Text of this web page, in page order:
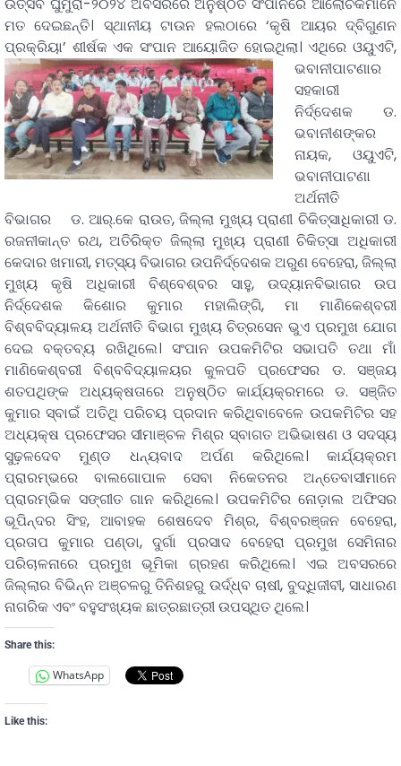
ମତ ଦେଇଛନ୍ତି। ସ୍ଥାନୀୟ ଟାଉନ ହଲଠାରେ ‘କୃଷି ଆୟର ଦ୍ବିଗୁଣନ
ପ୍ରକ୍ରିୟା’ ଶୀର୍ଷକ ଏକ ସଂପାନ ଆୟୋଜିତ ହୋଇଥିଲା।ଏଥିରେ ଓୟୁଏଟି,
ଭବାନୀପାଟଣାର
ସହକାରୀ
ନିର୍ଦ୍ଦେଶକ ଡ.
ଭବାନୀଶଙ୍କର
ନାୟକ, ଓୟୁଏଟି,
ଭବାନୀପାଟଣା
ଅର୍ଥନୀତି
ବିଭାଗର ଡ. ଆର୍.କେ ରାଉତ, ଜିଲ୍ଲା ମୁଖ୍ୟ ପ୍ରାଣୀ ଚିକିତ୍ସାଧିକାରୀ ଡ.
ରଜନୀକାନ୍ତ ରଥ, ଅତିରିକ୍ତ ଜିଲ୍ଲା ମୁଖ୍ୟ ପ୍ରାଣୀ ଚିକିତ୍ସା ଅଧିକାରୀ
କେଦାର ଖମାରୀ, ମତ୍ସ୍ୟ ବିଭାଗର ଉପନିର୍ଦ୍ଦେଶକ ଅରୁଣ ବେହେରା, ଜିଲ୍ଲା
ମୁଖ୍ୟ କୃଷି ଅଧିକାରୀ ବିଶ୍ବେଶ୍ବର ସାହୁ, ଉଦ୍ୟାନବିଭାଗର ଉପ
ନିର୍ଦ୍ଦେଶକ କିଶୋର କୁମାର ମହାଲିଙ୍ଗି, ମା ମାଣିକେଶ୍ବରୀ
ବିଶ୍ବବିଦ୍ୟାଳୟ ଅର୍ଥନୀତି ବିଭାଗ ମୁଖ୍ୟ ଚିତ୍ରସେନ ଭୁଏ ପ୍ରମୁଖ ଯୋଗ
ଦେଇ ବକ୍ତବ୍ୟ ରଖିଥିଲେ। ସଂପାନ ଉପକମିଟିର ସଭାପତି ତଥା ମାଁ
ମାଣିକେଶ୍ବରୀ ବିଶ୍ବବିଦ୍ୟାଳୟର କୁଳପତି ପ୍ରଫେସର ଡ. ସଞ୍ଜୟ
ଶତପଥିଙ୍କ ଅଧ୍ୟକ୍ଷତାରେ ଅନୁଷ୍ଠିତ କାର୍ଯ୍ୟକ୍ରମରେ ଡ. ସଞ୍ଜିତ
କୁମାର ସ୍ବାଇଁ ଅତିଥି ପରିଚୟ ପ୍ରଦାନ କରିଥିବାବେଳେ ଉପକମିଟିର ସହ
ଅଧ୍ୟକ୍ଷ ପ୍ରଫେସର ସୀମାଞ୍ଚଳ ମିଶ୍ର ସ୍ବାଗତ ଅଭିଭାଷଣ ଓ ସଦସ୍ୟ
ସୁଢ଼ଳଦେବ ମୁଣ୍ଡ ଧନ୍ୟବାଦ ଅର୍ପଣ କରିଥିଲେ। କାର୍ଯ୍ୟକ୍ରମ
ପ୍ରାରମ୍ଭରେ ବାଲଗୋପାଳ ସେବା ନିକେତନର ଅନ୍ତେବାସୀମାନେ
ପ୍ରାରମ୍ଭିକ ସଙ୍ଗୀତ ଗାନ କରିଥିଲେ। ଉପକମିଟିର ନୋଡ଼ାଲ ଅଫିସର
ଭୂପିନ୍ଦର ସିଂହ, ଆବାହକ ଶେଷଦେବ ମିଶ୍ର, ବିଶ୍ବରଞ୍ଜନ ବେହେରା,
ପ୍ରତାପ କୁମାର ପଣ୍ଡା, ଦୁର୍ଗା ପ୍ରସାଦ ବେହେରା ପ୍ରମୁଖ ସେମିନାର
ପରିଚାଳନାରେ ପ୍ରମୁଖ ଭୂମିକା ଗ୍ରହଣ କରିଥିଲେ। ଏଇ ଅବସରରେ
ଜିଲ୍ଲାର ବିଭିନ୍ନ ଅଞ୍ଚଳରୁ ତିନିଶହରୁ ଉର୍ଦ୍ଧ୍ବ ଚାଷୀ, ବୁଦ୍ଧିଜୀବୀ, ସାଧାରଣ
ନାଗରିକ ଏବଂ ବହୁସଂଖ୍ୟକ ଛାତ୍ରଛାତ୍ରୀ ଉପସ୍ଥିତ ଥିଲେ।
Share this:
WhatsApp
Like this: